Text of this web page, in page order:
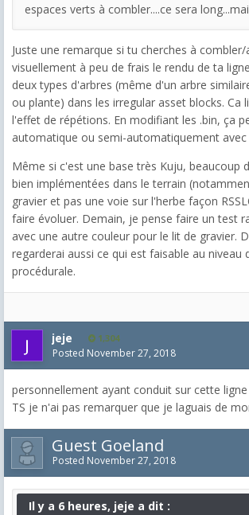
espaces verts à combler....ce sera
Juste une remarque si tu cherches à
visuellement à peu de frais le rendu de ta
deux types d'arbres (même d'un arbre
ou plante) dans les irregular asset blocks.
l'effet de répétions. En modifiant les .bin, ça
automatique ou semi-automatiquement avec
Même si c'est une base très Kuju, beaucoup
bien implémentées dans le terrain
gravier et pas une voie sur l'herbe façon
faire évoluer. Demain, je pense faire un test
avec une autre couleur pour le lit de gravier.
regarderai aussi ce qui est faisable au niveau
procédurale.
jeje 1,304
Posted November 27, 2018
personnellement ayant conduit sur cette
TS je n'ai pas remarquer que je laguais de
Guest Goeland
Posted November 27, 2018
Il y a 6 heures, jeje a dit :